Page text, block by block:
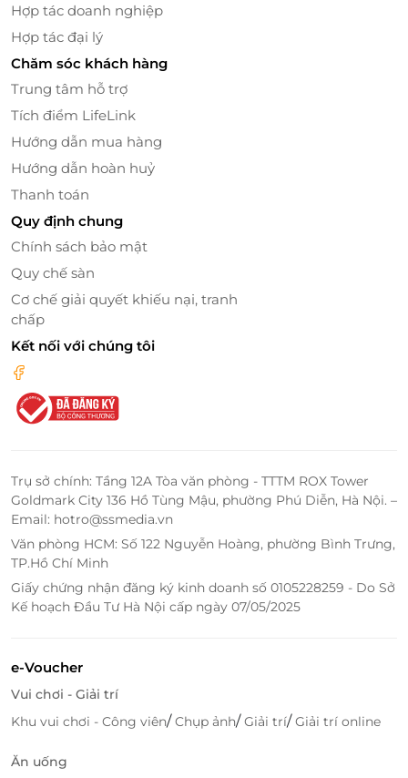
Hợp tác doanh nghiệp
Hợp tác đại lý
Chăm sóc khách hàng
Trung tâm hỗ trợ
Tích điểm LifeLink
Hướng dẫn mua hàng
Hướng dẫn hoàn huỷ
Thanh toán
Quy định chung
Chính sách bảo mật
Quy chế sàn
Cơ chế giải quyết khiếu nại, tranh
chấp
Kết nối với chúng tôi
Trụ sở chính: Tầng 12A Tòa văn phòng - TTTM ROX Tower
Goldmark City 136 Hồ Tùng Mậu, phường Phú Diễn, Hà Nội. –
Email: hotro@ssmedia.vn
Văn phòng HCM: Số 122 Nguyễn Hoàng, phường Bình Trưng,
TP.Hồ Chí Minh
Giấy chứng nhận đăng ký kinh doanh số 0105228259 - Do Sở
Kế hoạch Đầu Tư Hà Nội cấp ngày 07/05/2025
e-Voucher
Vui chơi - Giải trí
Khu vui chơi - Công viên/Chụp ảnh/Giải trí/Giải trí online
Ăn uống